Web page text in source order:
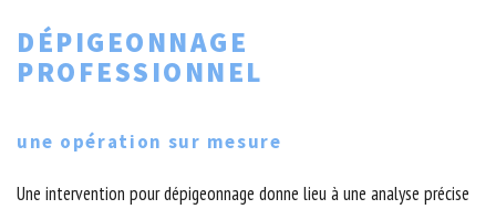
DÉPIGEONNAGE
PROFESSIONNEL
une opération sur mesure
Une intervention pour dépigeonnage donne lieu à une analyse précise